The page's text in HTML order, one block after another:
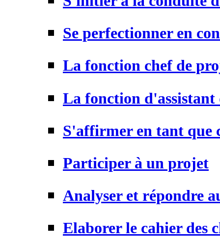
Se perfectionner en
La fonction chef de
La fonction d'assistant
S'affirmer en tant que
Participer à un projet
Analyser et répondre
Elaborer le cahier des